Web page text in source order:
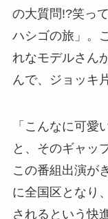
の大質問!?笑っ
ハシゴの旅」。
れなモデルさん
んで、ジョッキ
「こんなに可愛
と、そのギャッ
この番組出演が
に全国区となり
されるという快